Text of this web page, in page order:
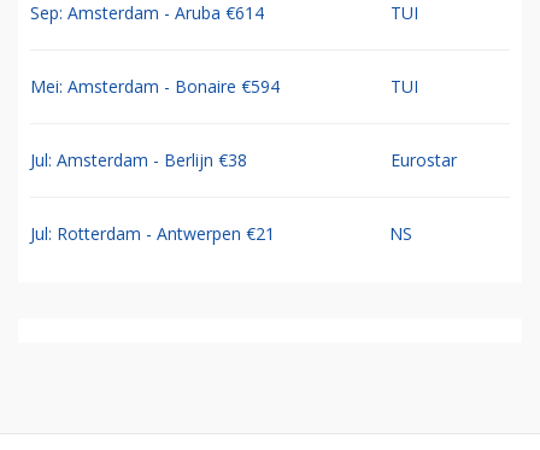
Sep: Amsterdam - Aruba €614 TUI
Mei: Amsterdam - Bonaire €594 TUI
Jul: Amsterdam - Berlijn €38 Eurostar
Jul: Rotterdam - Antwerpen €21 NS